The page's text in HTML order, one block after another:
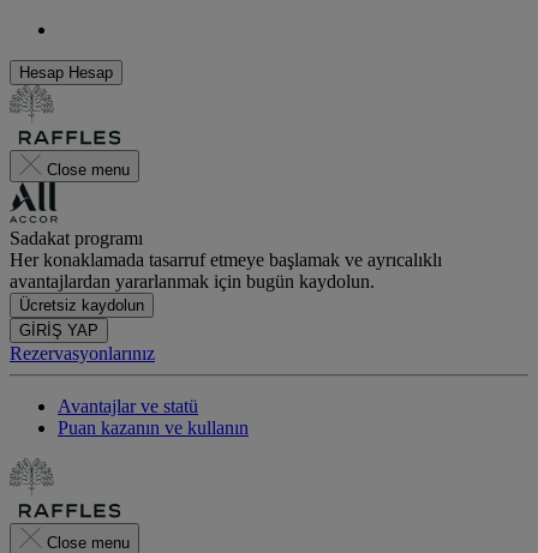
Hesap Hesap
Close menu
Sadakat programı
Her konaklamada tasarruf etmeye başlamak ve ayrıcalıklı
avantajlardan yararlanmak için bugün kaydolun.
Ücretsiz kaydolun
GİRİŞ YAP
Rezervasyonlarınız
Avantajlar ve statü
Puan kazanın ve kullanın
Close menu